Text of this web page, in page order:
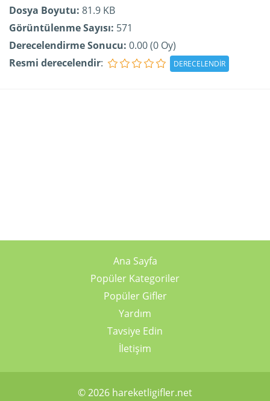
Dosya Boyutu: 81.9 KB
Görüntülenme Sayısı: 571
Derecelendirme Sonucu: 0.00 (0 Oy)
Resmi derecelendir:
Ana Sayfa
Popüler Kategoriler
Popüler Gifler
Yardım
Tavsiye Edin
İletişim
© 2026 hareketligifler.net